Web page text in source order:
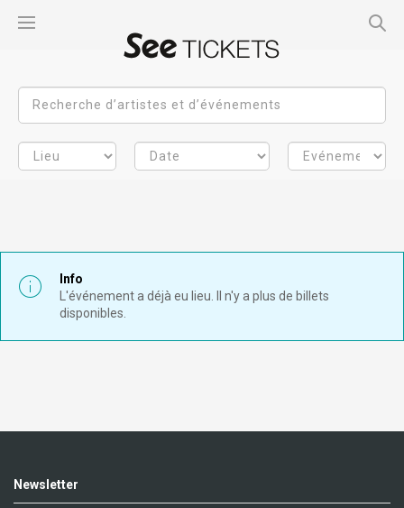
Info
L'événement a déjà eu lieu. Il n'y a plus de billets
disponibles.
Newsletter